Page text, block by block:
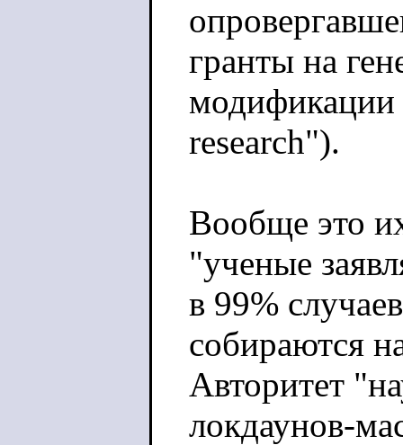
гранты на
research").
Вообще это
"ученые
в 99%
собираются
Авторитет
локдаунов-